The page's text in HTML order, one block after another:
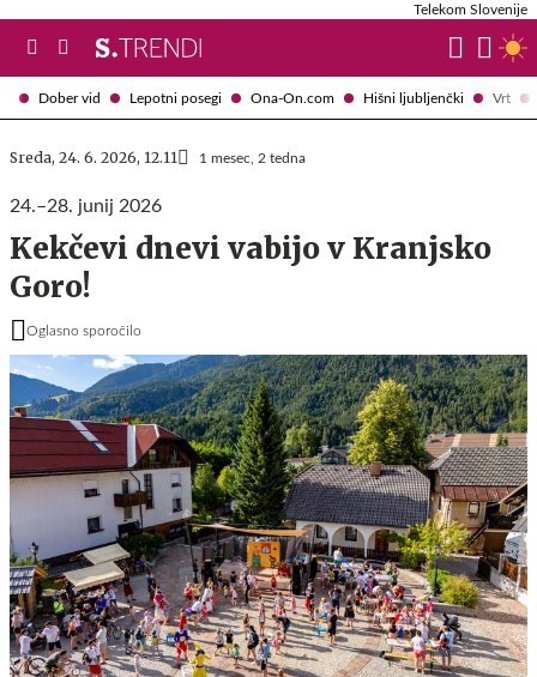
Dober vid Lepotni posegi Ona-On.com Hišni ljubljenčki Vrt
Telekom Slovenije
Sreda, 24. 6. 2026, 12.11 1 mesec, 2 tedna
24.–28. junij 2026
Kekčevi dnevi vabijo v Kranjsko
Goro!
Oglasno sporočilo